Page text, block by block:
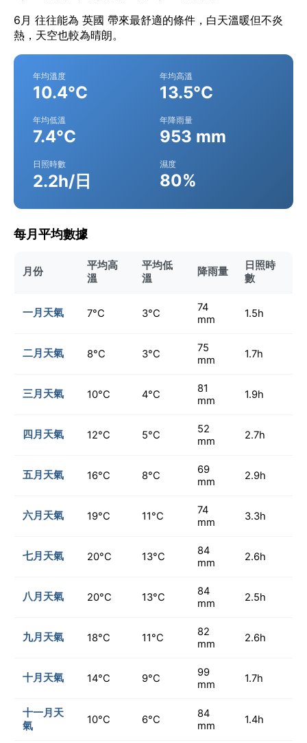
6月 往往能為 英國 帶來最舒適的條件，白天溫暖但不炎
熱，天空也較為晴朗。
年均溫度
10.4°C
年均高溫
13.5°C
年均低溫
7.4°C
年降雨量
953 mm
日照時數
2.2h/日
濕度
80%
每月平均數據
月份
平均高
溫
平均低
溫
降雨量
日照時
數
一月天氣 7°C 3°C
74
mm
1.5h
二月天氣 8°C 3°C
75
mm
1.7h
三月天氣 10°C 4°C
81
mm
1.9h
四月天氣 12°C 5°C
52
mm
2.7h
五月天氣 16°C 8°C
69
mm
2.9h
六月天氣 19°C 11°C
74
mm
3.3h
七月天氣 20°C 13°C
84
mm
2.6h
八月天氣 20°C 13°C
84
mm
2.5h
九月天氣 18°C 11°C
82
mm
2.6h
十月天氣 14°C 9°C
99
mm
1.7h
十一月天
氣
10°C 6°C
84
mm
1.4h